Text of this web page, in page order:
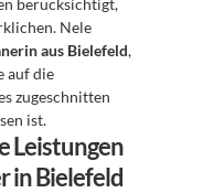
berücksichtigt,
Nele
aus Bielefeld,
auf die
zugeschnitten
ist.
Leistungen
in Bielefeld